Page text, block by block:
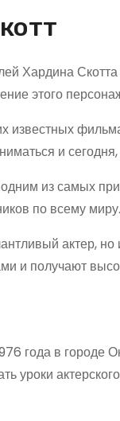
Хардина
этого
известных
и
из самых
по всему
актер,
и получают
года в
уроки